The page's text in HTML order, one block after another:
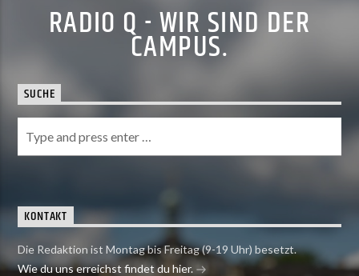
RADIO Q - WIR SIND DER
CAMPUS.
SUCHE
KONTAKT
Die Redaktion ist Montag bis Freitag (9-19 Uhr) besetzt.
Wie du uns erreichst findet du hier.